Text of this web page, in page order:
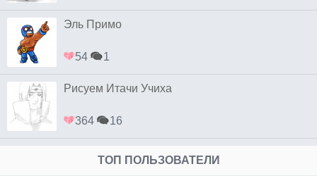
Эль Примо
54 1
Рисуем Итачи Учиха
364 16
ТОП ПОЛЬЗОВАТЕЛИ